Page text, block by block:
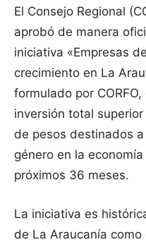
El Consejo Regional
aprobó de manera
iniciativa «Empresas
crecimiento en La
formulado por
inversión total
de pesos destinados
género en la
próximos 36 meses.
La iniciativa es
de La Araucanía